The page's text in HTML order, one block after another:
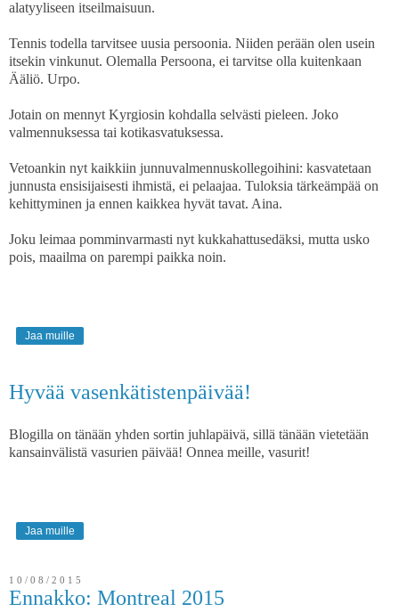
alatyyliseen itseilmaisuun.
Tennis todella tarvitsee uusia persoonia. Niiden perään olen usein
itsekin vinkunut. Olemalla Persoona, ei tarvitse olla kuitenkaan
Ääliö. Urpo.
Jotain on mennyt Kyrgiosin kohdalla selvästi pieleen. Joko
valmennuksessa tai kotikasvatuksessa.
Vetoankin nyt kaikkiin junnuvalmennuskollegoihini: kasvatetaan
junnusta ensisijaisesti ihmistä, ei pelaajaa. Tuloksia tärkeämpää on
kehittyminen ja ennen kaikkea hyvät tavat. Aina.
Joku leimaa pomminvarmasti nyt kukkahattusedäksi, mutta usko
pois, maailma on parempi paikka noin.
Jaa muille
Hyvää vasenkätistenpäivää!
Blogilla on tänään yhden sortin juhlapäivä, sillä tänään vietetään
kansainvälistä vasurien päivää! Onnea meille, vasurit!
Jaa muille
10/08/2015
Ennakko: Montreal 2015